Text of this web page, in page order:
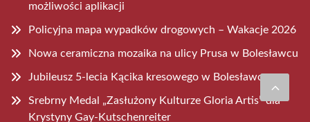
możliwości aplikacji
Policyjna mapa wypadków drogowych – Wakacje 2026
Nowa ceramiczna mozaika na ulicy Prusa w Bolesławcu
Jubileusz 5-lecia Kącika kresowego w Bolesławcu
Srebrny Medal „Zasłużony Kulturze Gloria Artis” dla
Krystyny Gay-Kutschenreiter